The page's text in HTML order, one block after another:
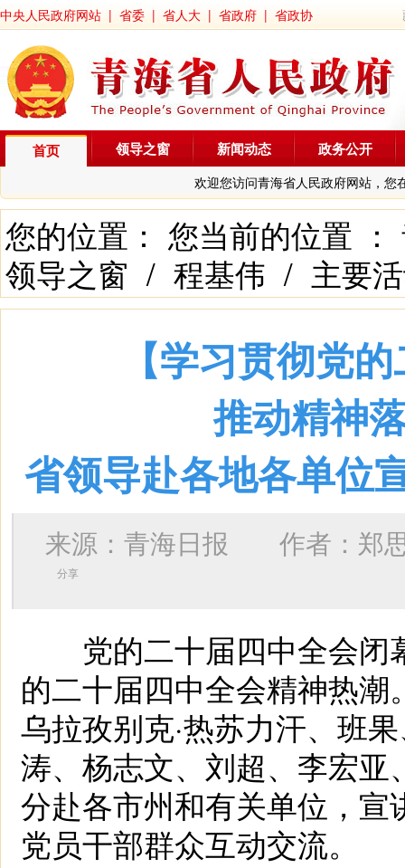
中央人民政府网站 | 省委 | 省人大 | 省政府 | 省政协
首页
欢迎您访问青海省人民政府网站，您
领导之窗 新闻动态 政务公开
您的位置： 您当前的位置 ：
领导之窗 / 程基伟 / 主要
【学习贯彻党
推动精神
省领导赴各地各单位
来源：青海日报 作者： 郑
分享
党的二十届四中全会闭
的二十届四中全会精神热
乌拉孜别克·热苏力汗、班
涛、杨志文、刘超、李宏
分赴各市州和有关单位，
党员干部群众互动交流。